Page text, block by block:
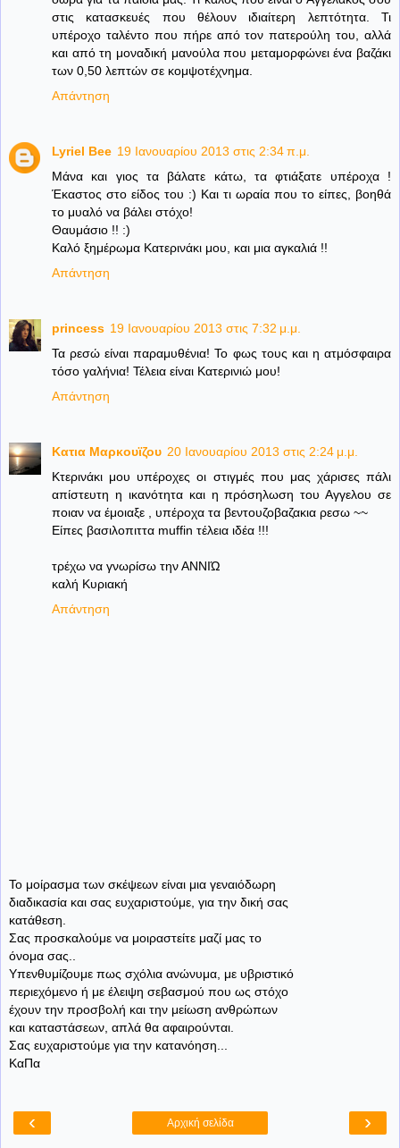
στις κατασκευές που θέλουν ιδιαίτερη λεπτότητα. Τι
υπέροχο ταλέντο που πήρε από τον πατερούλη του, αλλά
και από τη μοναδική μανούλα που μεταμορφώνει ένα βαζάκι
των 0,50 λεπτών σε κομψοτέχνημα.
Απάντηση
Lyriel Bee 19 Ιανουαρίου 2013 στις 2:34 π.μ.
Μάνα και γιος τα βάλατε κάτω, τα φτιάξατε υπέροχα !
Έκαστος στο είδος του :) Και τι ωραία που το είπες, βοηθά
το μυαλό να βάλει στόχο!
Θαυμάσιο !! :)
Καλό ξημέρωμα Κατερινάκι μου, και μια αγκαλιά !!
Απάντηση
princess 19 Ιανουαρίου 2013 στις 7:32 μ.μ.
Τα ρεσώ είναι παραμυθένια! Το φως τους και η ατμόσφαιρα
τόσο γαλήνια! Τέλεια είναι Κατερινιώ μου!
Απάντηση
Κατια Μαρκουϊζου 20 Ιανουαρίου 2013 στις 2:24 μ.μ.
Κτερινάκι μου υπέροχες οι στιγμές που μας χάρισες πάλι
απίστευτη η ικανότητα και η πρόσηλωση του Αγγελου σε
ποιαν να έμοιαξε , υπέροχα τα βεντουζοβαζακια ρεσω ~~
Είπες βασιλοπιττα muffin τέλεια ιδέα !!!
τρέχω να γνωρίσω την ΑΝΝΙΏ
καλή Κυριακή
Απάντηση
Το μοίρασμα των σκέψεων είναι μια γεναιόδωρη
διαδικασία και σας ευχαριστούμε, για την δική σας
κατάθεση.
Σας προσκαλούμε να μοιραστείτε μαζί μας το
όνομα σας..
Υπενθυμίζουμε πως σχόλια ανώνυμα, με υβριστικό
περιεχόμενο ή με έλειψη σεβασμού που ως στόχο
έχουν την προσβολή και την μείωση ανθρώπων
και καταστάσεων, απλά θα αφαιρούνται.
Σας ευχαριστούμε για την κατανόηση...
ΚαΠα
‹ ›
Αρχική σελίδα